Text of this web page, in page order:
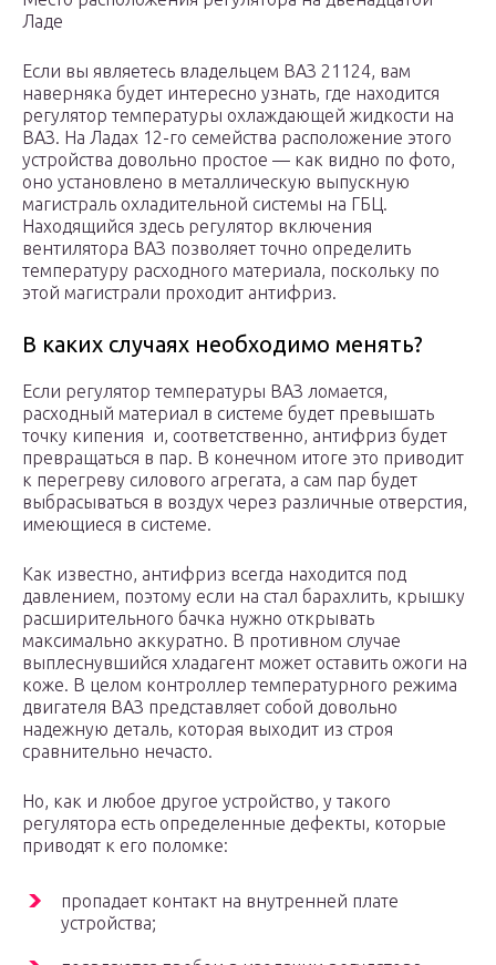
Ладе
Если вы являетесь владельцем ВАЗ 21124, вам
наверняка будет интересно узнать, где находится
регулятор температуры охлаждающей жидкости на
ВАЗ. На Ладах 12-го семейства расположение этого
устройства довольно простое — как видно по фото,
оно установлено в металлическую выпускную
магистраль охладительной системы на ГБЦ.
Находящийся здесь регулятор включения
вентилятора ВАЗ позволяет точно определить
температуру расходного материала, поскольку по
этой магистрали проходит антифриз.
В каких случаях необходимо менять?
Если регулятор температуры ВАЗ ломается,
расходный материал в системе будет превышать
точку кипения и, соответственно, антифриз будет
превращаться в пар. В конечном итоге это приводит
к перегреву силового агрегата, а сам пар будет
выбрасываться в воздух через различные отверстия,
имеющиеся в системе.
Как известно, антифриз всегда находится под
давлением, поэтому если на стал барахлить, крышку
расширительного бачка нужно открывать
максимально аккуратно. В противном случае
выплеснувшийся хладагент может оставить ожоги на
коже. В целом контроллер температурного режима
двигателя ВАЗ представляет собой довольно
надежную деталь, которая выходит из строя
сравнительно нечасто.
Но, как и любое другое устройство, у такого
регулятора есть определенные дефекты, которые
приводят к его поломке:
пропадает контакт на внутренней плате
устройства;